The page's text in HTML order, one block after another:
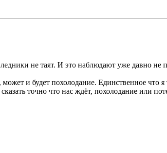
не таят. И это наблюдают уже давно
и будет похолодание. Единственное что
точно что нас ждёт, похолодание или